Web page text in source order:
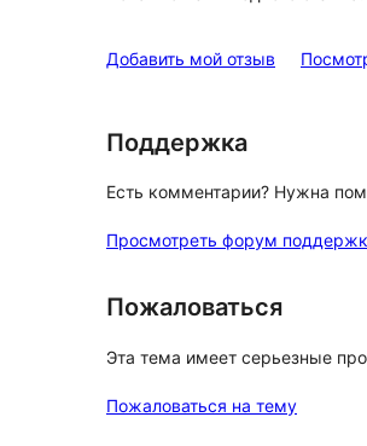
Добавить мой отзыв
Поддержка
Есть комментарии? Нужна
Просмотреть форум
Пожаловаться
Эта тема имеет серьезные
Пожаловаться на тему